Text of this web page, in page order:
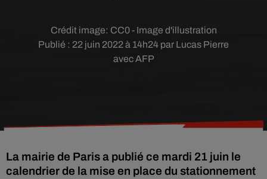
Publié : 22 juin 2022 à 14h24 par Lucas Pierre
avec AFP
Crédit image: CC0 - Image d'illustration
La mairie de Paris a publié ce mardi 21 juin le
calendrier de la mise en place du stationnement